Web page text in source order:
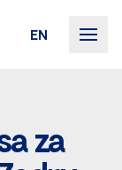
EN
za